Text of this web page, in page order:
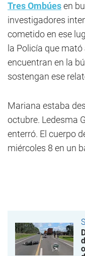
Tres Ombúesen
investigadores
cometido en ese
la Policía que
encuentran en la
sostengan ese
Mariana estaba
octubre. Ledesma
enterró. El cuerpo
miércoles 8 en un